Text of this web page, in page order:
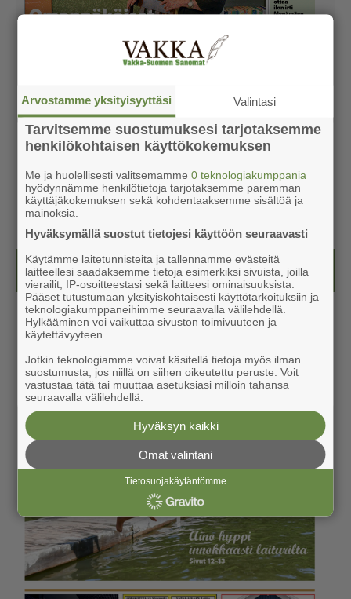
Kesälehti (ilmainen)
Arvostamme yksityisyyttäsi Valintasi
Tarvitsemme suostumuksesi tarjotaksemme
henkilökohtaisen käyttökokemuksen
Me ja huolellisesti valitsemamme0 teknologiakumppania
hyödynnämme henkilötietoja tarjotaksemme paremman
käyttäjäkokemuksen sekä kohdentaaksemme sisältöä ja
mainoksia.
Hyväksymällä suostut tietojesi käyttöön seuraavasti
Käytämme laitetunnisteita ja tallennamme evästeitä
laitteellesi saadaksemme tietoja esimerkiksi sivuista, joilla
vierailit, IP-osoitteestasi sekä laitteesi ominaisuuksista.
Pääset tutustumaan yksityiskohtaisesti käyttötarkoituksiin ja
teknologiakumppaneihimme seuraavalla välilehdellä.
Hylkääminen voi vaikuttaa sivuston toimivuuteen ja
käytettävyyteen.
Jotkin teknologiamme voivat käsitellä tietoja myös ilman
suostumusta, jos niillä on siihen oikeutettu peruste. Voit
vastustaa tätä tai muuttaa asetuksiasi milloin tahansa
seuraavalla välilehdellä.
Hyväksyn kaikki
Omat valintani
Tietosuojakäytäntömme